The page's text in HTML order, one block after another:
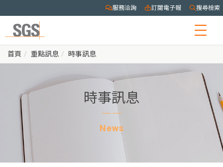
服務洽詢 訂閱電子報 搜尋檢索
首頁 重點訊息 時事訊息
時事訊息
News